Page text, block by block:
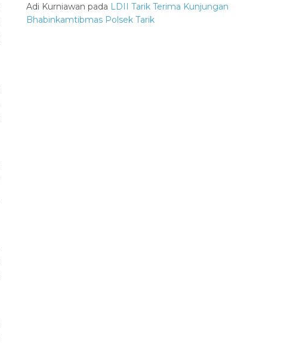
Adi Kurniawan pada LDII Tarik Terima Kunjungan
Bhabinkamtibmas Polsek Tarik